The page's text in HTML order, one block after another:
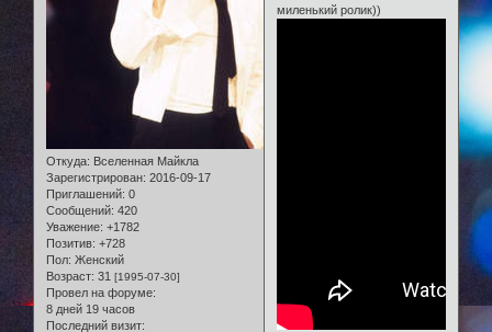
Откуда: Вселенная Майкла
Зарегистрирован: 2016-09-17
Приглашений: 0
Сообщений: 420
Уважение: +1782
Позитив: +728
Пол: Женский
Возраст: 31 [1995-07-30]
Провел на форуме:
8 дней 19 часов
Последний визит:
миленький ролик))